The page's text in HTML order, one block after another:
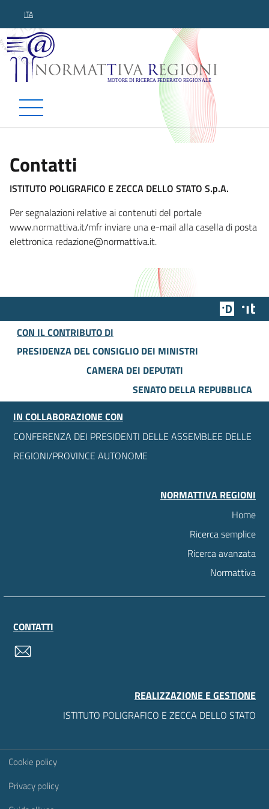
ITA
Normattiva Regioni -
Contatti
ISTITUTO POLIGRAFICO E ZECCA DELLO STATO S.p.A.
Per segnalazioni relative ai contenuti del portale
www.normattiva.it/mfr inviare una e-mail alla casella di posta
elettronica redazione@normattiva.it.
Team
CON IL CONTRIBUTO DI
PRESIDENZA DEL CONSIGLIO DEI MINISTRI
CAMERA DEI DEPUTATI
SENATO DELLA REPUBBLICA
IN COLLABORAZIONE CON
CONFERENZA DEI PRESIDENTI DELLE ASSEMBLEE DELLE
REGIONI/PROVINCE AUTONOME
NORMATTIVA REGIONI
Home
Ricerca semplice
Ricerca avanzata
Normattiva
CONTATTI
REALIZZAZIONE E GESTIONE
ISTITUTO POLIGRAFICO E ZECCA DELLO STATO
Sezione Link Utili
Cookie policy
Privacy policy